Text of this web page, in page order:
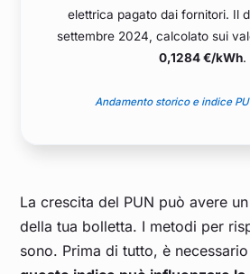
elettrica pagato dai fornitori. Il
settembre 2024, calcolato sui
0,1284 €/kWh.
Andamento storico e indice
La crescita del PUN può avere
della tua bolletta. I metodi per
sono. Prima di tutto, è